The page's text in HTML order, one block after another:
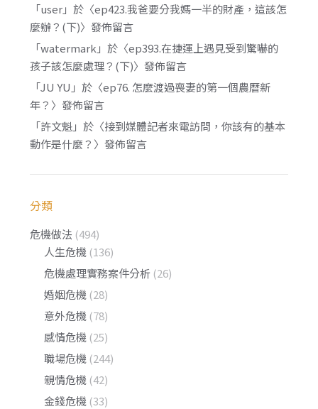
「user」於〈ep423.我爸要分我媽一半的財產，這該怎
麼辦？(下)〉發佈留言
「watermark 」於〈ep393.在捷運上遇見受到驚嚇的
孩子該怎麼處理？(下)〉發佈留言
「JU YU 」於〈ep76. 怎麼渡過喪妻的第一個農曆新
年？ 〉發佈留言
「許文魁」於〈接到媒體記者來電訪問，你該有的基本
動作是什麼？ 〉發佈留言
分類
危機做法 (494)
人生危機 (136)
危機處理實務案件分析 (26)
婚姻危機 (28)
意外危機 (78)
感情危機 (25)
職場危機 (244)
親情危機 (42)
金錢危機 (33)